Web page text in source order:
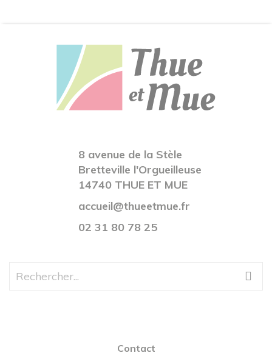
8 avenue de la Stèle
Bretteville l'Orgueilleuse
14740 THUE ET MUE
accueil@thueetmue.fr
02 31 80 78 25
Contact